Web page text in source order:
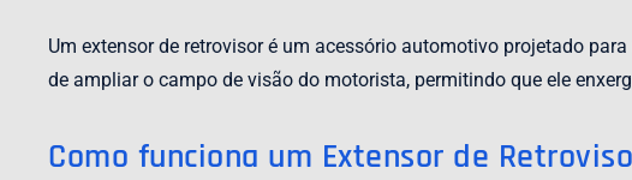
Um extensor de retrovisor é um acessório automotivo projetado
de ampliar o campo de visão do motorista, permitindo que ele
Como funciona um Extensor de